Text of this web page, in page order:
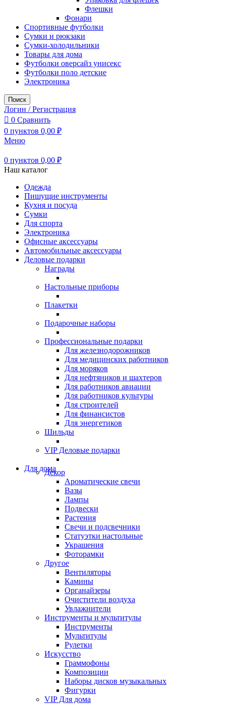
Флешки
Фонари
Спортивные футболки
Сумки и рюкзаки
Сумки-холодильники
Товары для дома
Футболки оверсайз унисекс
Футболки поло детские
Электроника
Поиск
Логин / Регистрация
0 Сравнить
0 пунктов 0,00 ₽
Меню
0 пунктов 0,00 ₽
Наш каталог
Одежда
Пишущие инструменты
Кухня и посуда
Сумки
Для спорта
Электроника
Офисные аксессуары
Автомобильные аксессуары
Деловые подарки
Награды
Настольные приборы
Плакетки
Подарочные наборы
Профессиональные подарки
Для железнодорожников
Для медицинских работников
Для моряков
Для нефтяников и шахтеров
Для работников авиации
Для работников культуры
Для строителей
Для финансистов
Для энергетиков
Шильды
VIP Деловые подарки
Для домаДекор
Ароматические свечи
Вазы
Лампы
Подвески
Растения
Свечи и подсвечники
Статуэтки настольные
Украшения
Фоторамки
Другое
Вентиляторы
Камины
Органайзеры
Очистители воздуха
Увлажнители
Инструменты и мультитулы
Инструменты
Мультитулы
Рулетки
Искусство
Граммофоны
Композиции
Наборы дисков музыкальных
Фигурки
VIP Для дома